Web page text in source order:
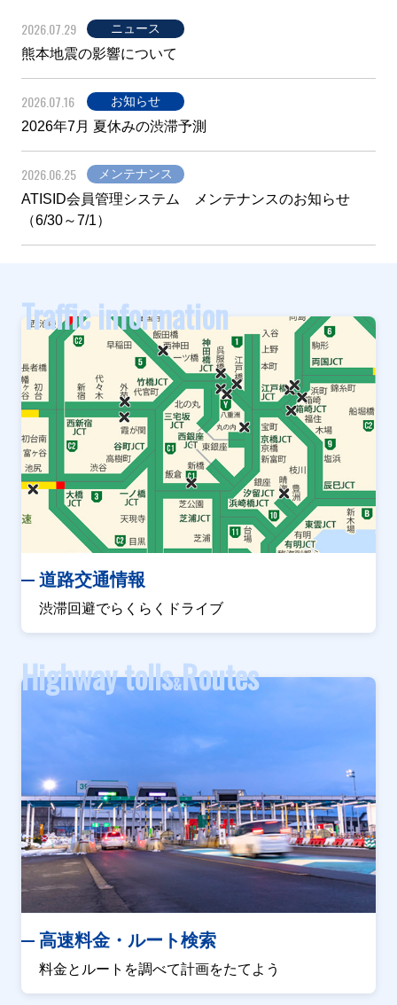
2026.07.29 ニュース
熊本地震の影響について
2026.07.16 お知らせ
2026年7月 夏休みの渋滞予測
2026.06.25 メンテナンス
ATISID会員管理システム メンテナンスのお知らせ
（6/30～7/1）
Traffic information
道路交通情報
渋滞回避でらくらくドライブ
Highway tolls&Routes
高速料金・ルート検索
料金とルートを調べて計画をたてよう